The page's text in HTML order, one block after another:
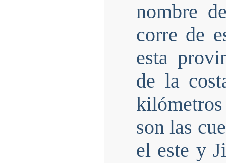
nombre
corre de
esta
de la
son las
el este y